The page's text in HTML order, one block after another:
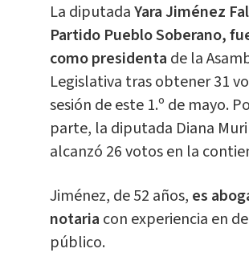
La diputadaYara Jiménez
Partido Pueblo Soberano,
como presidenta de la
Legislativa tras obtener 31
sesión de este 1.º de mayo.
parte, la diputada Diana
alcanzó 26 votos en la
Jiménez, de 52 años, es
notaria con experiencia en
público.